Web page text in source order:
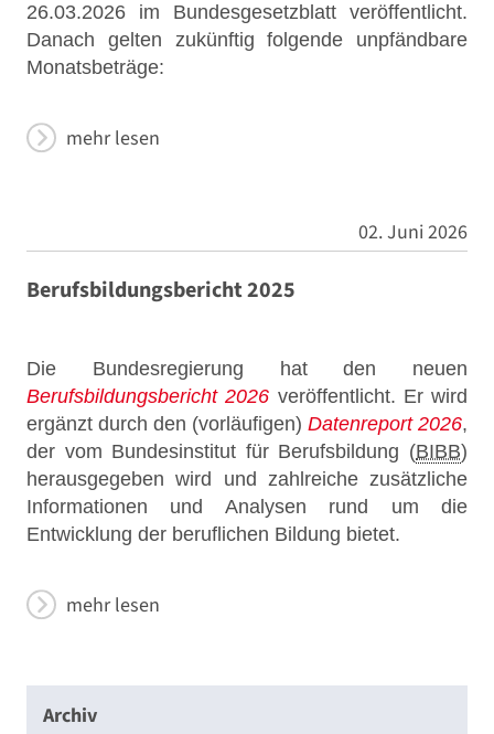
26.03.2026 im Bundesgesetzblatt veröffentlicht.
Danach gelten zukünftig folgende unpfändbare
Monatsbeträge:
mehr lesen
02. Juni 2026
Berufsbildungsbericht 2025
Die Bundesregierung hat den neuen
Berufsbildungsbericht 2026 veröffentlicht. Er wird
ergänzt durch den (vorläufigen) Datenreport 2026,
der vom Bundesinstitut für Berufsbildung (BIBB)
herausgegeben wird und zahlreiche zusätzliche
Informationen und Analysen rund um die
Entwicklung der beruflichen Bildung bietet.
mehr lesen
Archiv